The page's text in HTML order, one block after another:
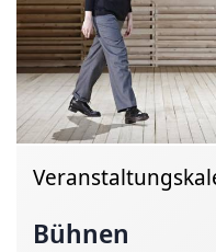
Bühnen